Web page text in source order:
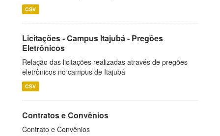
CSV
Licitações - Campus Itajubá - Pregões
Eletrônicos
Relação das licitações realizadas através de pregões
eletrônicos no campus de Itajubá
CSV
Contratos e Convênios
Contrato e Convênios